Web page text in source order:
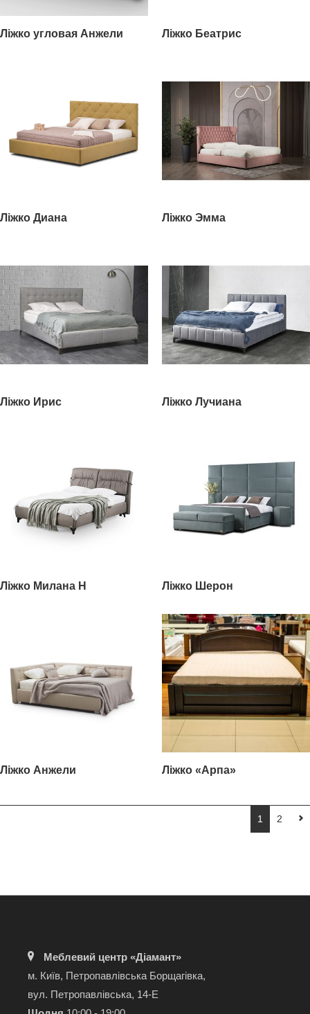
Ліжко угловая Анжели Ліжко Беатрис
Ліжко Диана Ліжко Эмма
Ліжко Ирис Ліжко Лучиана
Ліжко Милана Н Ліжко Шерон
Ліжко Анжели Ліжко «Арпа»
1 2
Меблевий центр «Діамант»
м. Київ, Петропавлівська Борщагівка,
вул. Петропавлівська, 14-Е